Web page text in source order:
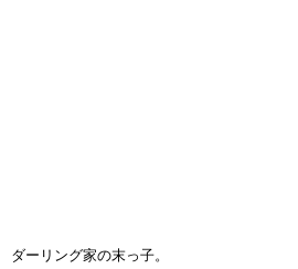
ダーリング家の末っ子。